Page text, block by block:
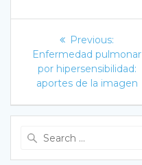
Navegación
de
entradas
Previous:
post:
Enfermedad pulmonar
por hipersensibilidad:
aportes de la imagen